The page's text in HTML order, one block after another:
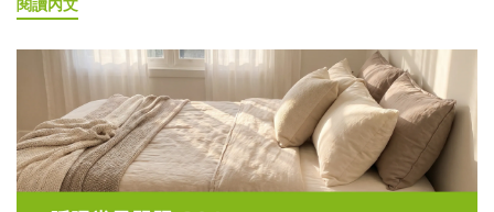
年代●主要受體：A2A 腺苷受體（Adenosine A2A Receptor）●臺
品；未取得健康食品許可者，也不屬於法規所稱的健康食品 PDRN
為什麼受關注？是什麼原因造成的？近年來，PDRN 逐漸從醫美領
域延伸至日常保養與保健市場，背後主要受到韓國醫美市場的推
廣、消費者保養需求轉變，以及醫美概念走向居家保養等因素影
響。其受到關注的原因，大致可整理為以下 3 點：— 👉韓國醫美市
的分子鏈較長，PDRN 的分子片段則相對較短；不過，實際成分與
品的主要成分標示為「PN」，其他品牌的相關產品則可能使用
PDRN，因此兩者在市場資訊中有時會一起被討論，但不宜直接視為
完全相同的成分。此外，「嬰兒針」或「鮭魚針」是市場上常見的
俗稱，並非麗珠蘭的正式產品名稱，也不代表施作後一定能達到特
定的結果。— 麗珠蘭基本資料●品牌／製造商：Rejuran（麗珠蘭）
標示，選得更安心。文章目錄01膠原蛋白胜肽是什麼？跟一般膠原
哪？03哪些人適合補充膠原蛋白胜肽？哪些族群要特別注意？04膠
原蛋白胜肽怎麼吃？掌握食用時機與補充方式05膠原蛋白胜肽常見
QA挑選膠原蛋白產品時，包裝上常會看到「三胜肽膠原蛋白」、
「膠原蛋白胜肽」等名稱，看起來很專業，實際上卻不容易分辨。
究竟膠原蛋白胜肽是什麼？和一般膠原蛋白差在哪？三胜肽膠原蛋
白真的比較好嗎？本文將帶大家了解膠原蛋白胜肽、三胜肽膠原蛋
閱讀內文